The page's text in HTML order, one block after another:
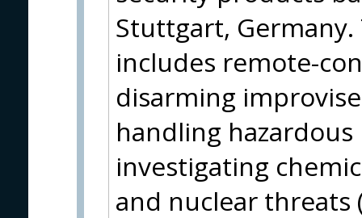
Stuttgart,
includes remote-
disarming
handling hazardous
investigating
and nuclear threats